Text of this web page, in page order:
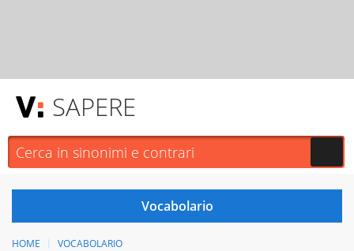
SAPERE
HOME VOCABOLARIO